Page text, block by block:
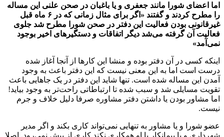
اما اعضای شورا مانند جعفری و یا باغبان در صحن علنی این مساله
را مطرح کردند و گفتند «اگر برای مثال زمانی که در ۶ ماه قبل
غیرقانونی بودن فعالیت این دفتر در صحن شورا مطرح شد جلوی
فعالیت آن گرفته می‌شد دیگر اتفاقات و دستگیرهای اخیر بوجود
نمی‌آمد»
اینکه کسی در آن دفتر بوده و منشا این کارها از آنجا آغاز شده
درست است اما به این معنی نیست که این دفتر باعث به وجود
آمدن این مساله شده است. تنها شاید این دفتر در یک جاهایی باعث
تقویت مسایلی شد و سبب شده تا ارتباطاتی راحت‌تر به وجود بیاید!
اما مشاور بودن یا داشتن دفتر مشاوره صرفا دلیل خلاف و جرم
نیست.
عضو شورا و یا مشاور به تنهایی نمی‌تواند کاری بکند و اگر مدیر
شهرداری و یا پیمانکار با او همکاری نکند کاری از پیش نمی‌رود. اصلا